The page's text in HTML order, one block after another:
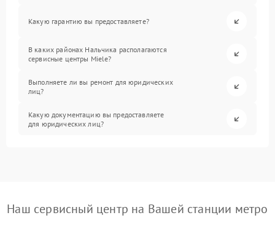
Какую гарантию вы предоставляете?
В каких районах Нальчика располагаются
сервисные центры Miele?
Выполняете ли вы ремонт для юридических
лиц?
Какую документацию вы предоставляете
для юридических лиц?
Наш сервисный центр на Вашей станции метро